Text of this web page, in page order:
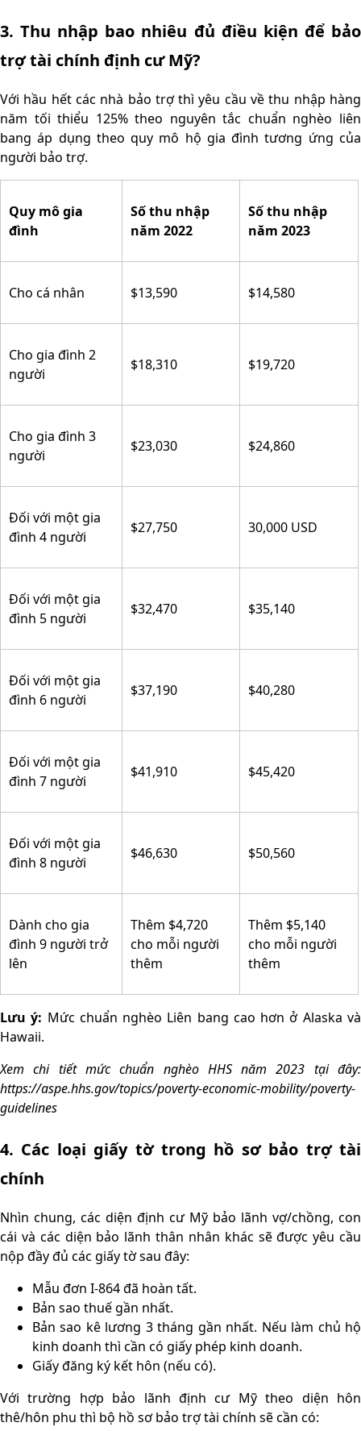
3. Thu nhập bao nhiêu đủ điều kiện để bảo
trợ tài chính định cư Mỹ?
Với hầu hết các nhà bảo trợ thì yêu cầu về thu nhập hàng
năm tối thiểu 125% theo nguyên tắc chuẩn nghèo liên
bang áp dụng theo quy mô hộ gia đình tương ứng của
người bảo trợ.
Quy mô gia
đình
Số thu nhập
năm 2022
Số thu nhập
năm 2023
Cho cá nhân $13,590 $14,580
Cho gia đình 2
người
$18,310 $19,720
Cho gia đình 3
người
$23,030 $24,860
Đối với một gia
đình 4 người
$27,750 30,000 USD
Đối với một gia
đình 5 người
$32,470 $35,140
Đối với một gia
đình 6 người
$37,190 $40,280
Đối với một gia
đình 7 người
$41,910 $45,420
Đối với một gia
đình 8 người
$46,630 $50,560
Dành cho gia
đình 9 người trở
lên
Thêm $4,720
cho mỗi người
thêm
Thêm $5,140
cho mỗi người
thêm
Lưu ý: Mức chuẩn nghèo Liên bang cao hơn ở Alaska và
Hawaii.
Xem chi tiết mức chuẩn nghèo HHS năm 2023 tại đây:
https://aspe.hhs.gov/topics/poverty-economic-mobility/poverty-
guidelines
4. Các loại giấy tờ trong hồ sơ bảo trợ tài
chính
Nhìn chung, các diện định cư Mỹ bảo lãnh vợ/chồng, con
cái và các diện bảo lãnh thân nhân khác sẽ được yêu cầu
nộp đầy đủ các giấy tờ sau đây:
Mẫu đơn I-864 đã hoàn tất.
Bản sao thuế gần nhất.
Bản sao kê lương 3 tháng gần nhất. Nếu làm chủ hộ
kinh doanh thì cần có giấy phép kinh doanh.
Giấy đăng ký kết hôn (nếu có).
Với trường hợp bảo lãnh định cư Mỹ theo diện hôn
thê/hôn phu thì bộ hồ sơ bảo trợ tài chính sẽ cần có: